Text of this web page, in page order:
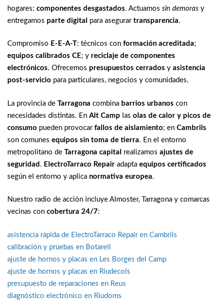
hogares: componentes desgastados. Actuamos sin demoras y
entregamos parte digital para asegurar transparencia.
Compromiso E-E-A-T: técnicos con formación acreditada;
equipos calibrados CE; y reciclaje de componentes
electrónicos. Ofrecemos presupuestos cerrados y asistencia
post-servicio para particulares, negocios y comunidades.
La provincia de Tarragona combina barrios urbanos con
necesidades distintas. En Alt Camp las olas de calor y picos de
consumo pueden provocar fallos de aislamiento; en Cambrils
son comunes equipos sin toma de tierra. En el entorno
metropolitano de Tarragona capital realizamos ajustes de
seguridad . ElectroTarraco Repair adapta equipos certificados
según el entorno y aplica normativa europea.
Nuestro radio de acción incluye Almoster, Tarragona y comarcas
vecinas con cobertura 24/7:
asistencia rápida de ElectroTarraco Repair en Cambrils
calibración y pruebas en Botarell
ajuste de hornos y placas en Les Borges del Camp
ajuste de hornos y placas en Riudecols
presupuesto de reparaciones en Reus
diagnóstico electrónico en Riudoms